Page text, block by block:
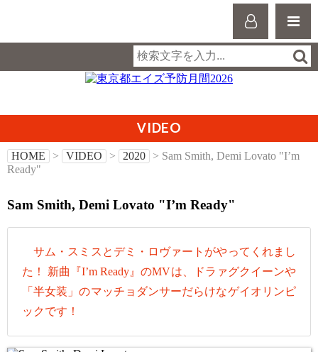
VIDEO
HOME > VIDEO > 2020
> Sam Smith, Demi Lovato "I’m
Ready"
Sam Smith, Demi Lovato "I’m Ready"
サム・スミスとデミ・ロヴァートがやってくれまし
た！ 新曲『I’m Ready』のMVは、ドラァグクイーンや
「半女装」のマッチョダンサーだらけなゲイオリンピ
ックです！